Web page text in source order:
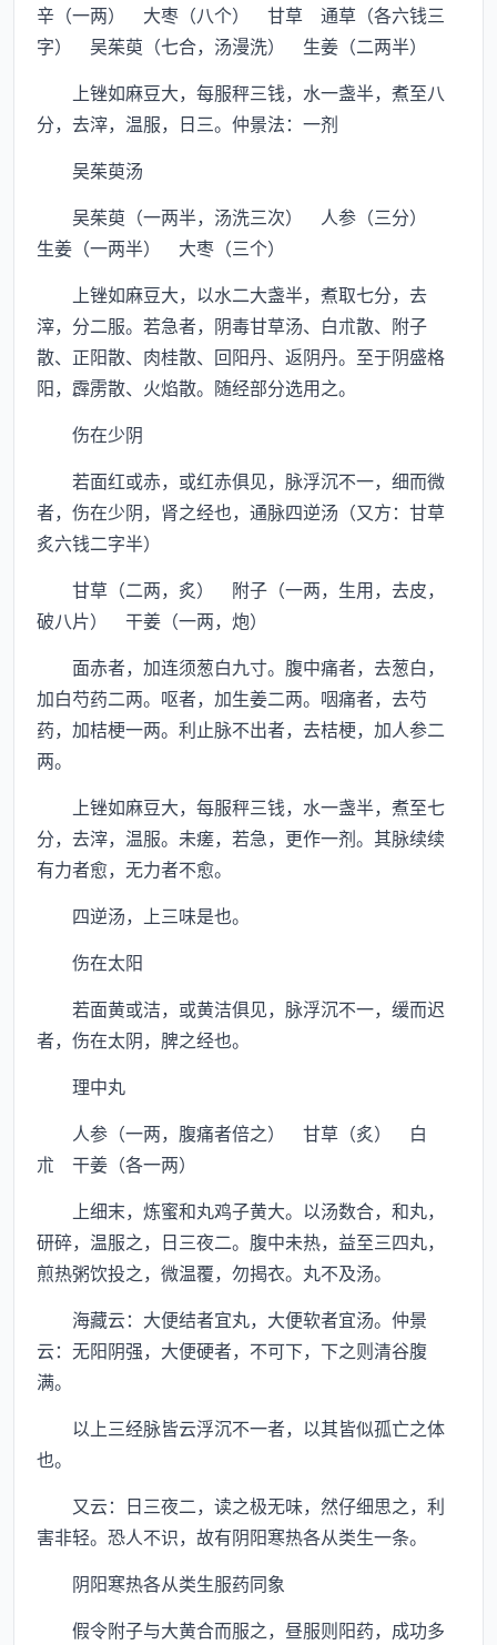
辛（一两） 大枣（八个） 甘草 通草（各六钱三
字） 吴茱萸（七合，汤漫洗） 生姜（二两半）
上锉如麻豆大，每服秤三钱，水一盏半，煮至八
分，去滓，温服，日三。仲景法：一剂
吴茱萸汤
吴茱萸（一两半，汤洗三次） 人参（三分）
生姜（一两半） 大枣（三个）
上锉如麻豆大，以水二大盏半，煮取七分，去
滓，分二服。若急者，阴毒甘草汤、白朮散、附子
散、正阳散、肉桂散、回阳丹、返阴丹。至于阴盛格
阳，霹雳散、火焰散。随经部分选用之。
伤在少阴
若面红或赤，或红赤俱见，脉浮沉不一，细而微
者，伤在少阴，肾之经也，通脉四逆汤（又方：甘草
炙六钱二字半）
甘草（二两，炙） 附子（一两，生用，去皮，
破八片） 干姜（一两，炮）
面赤者，加连须葱白九寸。腹中痛者，去葱白，
加白芍药二两。呕者，加生姜二两。咽痛者，去芍
药，加桔梗一两。利止脉不出者，去桔梗，加人参二
两。
上锉如麻豆大，每服秤三钱，水一盏半，煮至七
分，去滓，温服。未瘥，若急，更作一剂。其脉续续
有力者愈，无力者不愈。
四逆汤，上三味是也。
伤在太阳
若面黄或洁，或黄洁俱见，脉浮沉不一，缓而迟
者，伤在太阴，脾之经也。
理中丸
人参（一两，腹痛者倍之） 甘草（炙） 白
朮 干姜（各一两）
上细末，炼蜜和丸鸡子黄大。以汤数合，和丸，
研碎，温服之，日三夜二。腹中未热，益至三四丸，
煎热粥饮投之，微温覆，勿揭衣。丸不及汤。
海藏云：大便结者宜丸，大便软者宜汤。仲景
云：无阳阴强，大便硬者，不可下，下之则清谷腹
满。
以上三经脉皆云浮沉不一者，以其皆似孤亡之体
也。
又云：日三夜二，读之极无味，然仔细思之，利
害非轻。恐人不识，故有阴阳寒热各从类生一条。
阴阳寒热各从类生服药同象
假令附子与大黄合而服之，昼服则阳药，成功多